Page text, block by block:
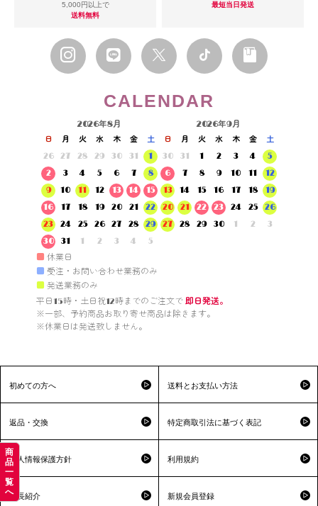
商
品
一
覧
へ
5,000円以上で
送料無料
最短当日発送
CALENDAR
2026年8月
日 月 火 水 木 金
土
26
27 28 29 30 31
1
2
3 4 5 6 7
8
9
10 11 12 13 14
15
16
17 18 19 20 21
22
23
24 25 26 27 28
29
30
31 1 2 3 4 5
2026年9月
日 月 火 水 木 金
土
30
31 1 2 3 4
5
6
7 8 9 10 11
12
13
14 15 16 17 18
19
20
21 22 23 24 25
26
27
28 29 30 1 2 3
■ 休業日
■ 受注・お問い合わせ業務のみ
■ 発送業務のみ
平日15時・土日祝12時までのご注文で 即日発送。
※一部、予約商品お取り寄せ商品は除きます。
※休業日は発送致しません。
初めての方へ 送料とお支払い方法
返品・交換 特定商取引法に基づく表記
個人情報保護方針 利用規約
店長紹介 新規会員登録